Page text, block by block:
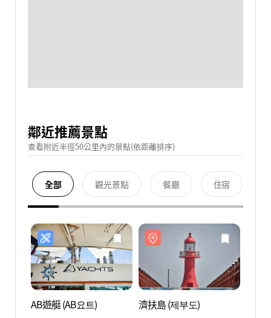
鄰近推薦景點
查看附近半徑50公里內的景點(依距離排序)
全部 觀光景點 餐廳 住宿
AB遊艇 (AB요트) 濟扶島 (제부도)